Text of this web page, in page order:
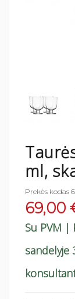
ml,
Prekės kodas
69,00
Su PVM |
sandelyje